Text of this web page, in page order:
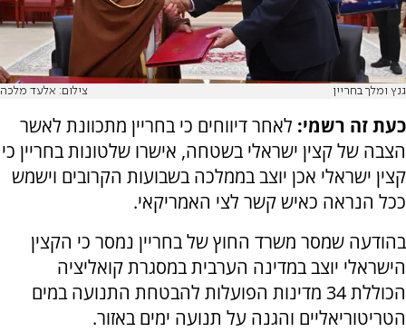
גנץ ומלך בחריין צילום: אלעד מלכה
כעת זה רשמי: לאחר דיווחים כי בחריין מתכוונת לאשר
הצבה של קצין ישראלי בשטחה, אישרו שלטונות בחריין כי
קצין ישראלי אכן יוצב בממלכה בשבועות הקרובים וישמש
ככל הנראה כאיש קשר לצי האמריקאי.
בהודעה שמסר משרד החוץ של בחריין נמסר כי הקצין
הישראלי יוצב במדינה הערבית במסגרת קואליציה
הכוללת 34 מדינות הפועלות להבטחת התנועה במים
הטריטוריאליים והגנה על תנועה ימים באזור.